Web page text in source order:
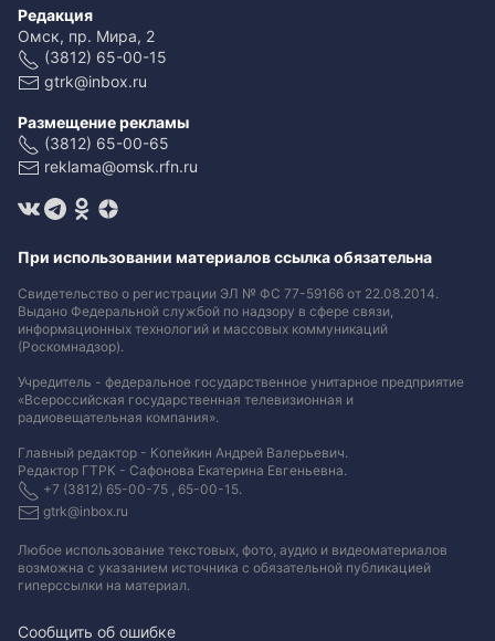
Редакция
Омск, пр. Мира, 2
(3812) 65-00-15
gtrk@inbox.ru
Размещение рекламы
(3812) 65-00-65
reklama@omsk.rfn.ru
При использовании материалов ссылка обязательна
Свидетельство о регистрации ЭЛ № ФС 77-59166 от 22.08.2014.
Выдано Федеральной службой по надзору в сфере связи,
информационных технологий и массовых коммуникаций
(Роскомнадзор).
Учредитель - федеральное государственное унитарное предприятие
«Всероссийская государственная телевизионная и
радиовещательная компания».
Главный редактор - Копейкин Андрей Валерьевич.
Редактор ГТРК - Сафонова Екатерина Евгеньевна.
+7 (3812) 65-00-75 , 65-00-15.
gtrk@inbox.ru
Любое использование текстовых, фото, аудио и видеоматериалов
возможна с указанием источника с обязательной публикацией
гиперссылки на материал.
Сообщить об ошибке